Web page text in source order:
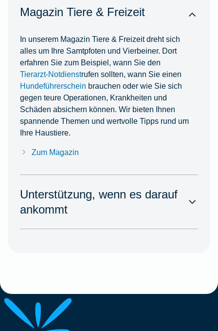
Magazin Tiere & Freizeit
In unserem Magazin Tiere & Freizeit dreht sich
alles um Ihre Samtpfoten und Vierbeiner. Dort
erfahren Sie zum Beispiel, wann Sie den
Tierarzt-Notdienstrufen sollten, wann Sie einen
Hundeführerschein brauchen oder wie Sie sich
gegen teure Operationen, Krankheiten und
Schäden absichern können. Wir bieten Ihnen
spannende Themen und wertvolle Tipps rund um
Ihre Haustiere.
Zum Magazin
Unterstützung, wenn es darauf
ankommt